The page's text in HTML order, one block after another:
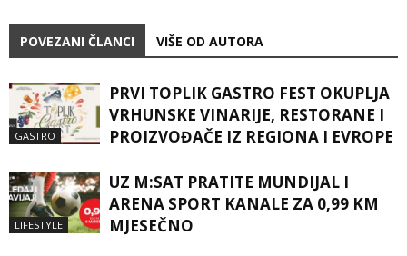
POVEZANI ČLANCI VIŠE OD AUTORA
GASTRO
PRVI TOPLIK GASTRO FEST OKUPLJA
VRHUNSKE VINARIJE, RESTORANE I
PROIZVOĐAČE IZ REGIONA I EVROPE
LIFESTYLE
UZ M:SAT PRATITE MUNDIJAL I
ARENA SPORT KANALE ZA 0,99 KM
MJESEČNO